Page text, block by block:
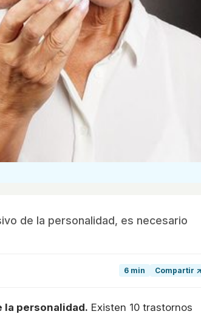
de la personalidad, es necesario
6 min Compartir ↗
la personalidad. Existen 10 trastornos